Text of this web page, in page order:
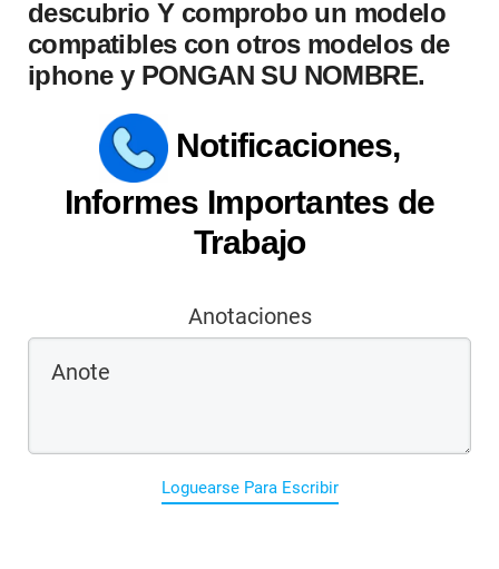
descubrio Y comprobo un modelo
compatibles con otros modelos de
iphone y PONGAN SU NOMBRE.
Notificaciones,
Informes Importantes de
Trabajo
Anotaciones
Loguearse Para Escribir